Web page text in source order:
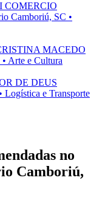
COMERCIO
Camboriú, SC •
MACEDO
Arte e Cultura
DE DEUS
Logística e Transporte
no
Camboriú,